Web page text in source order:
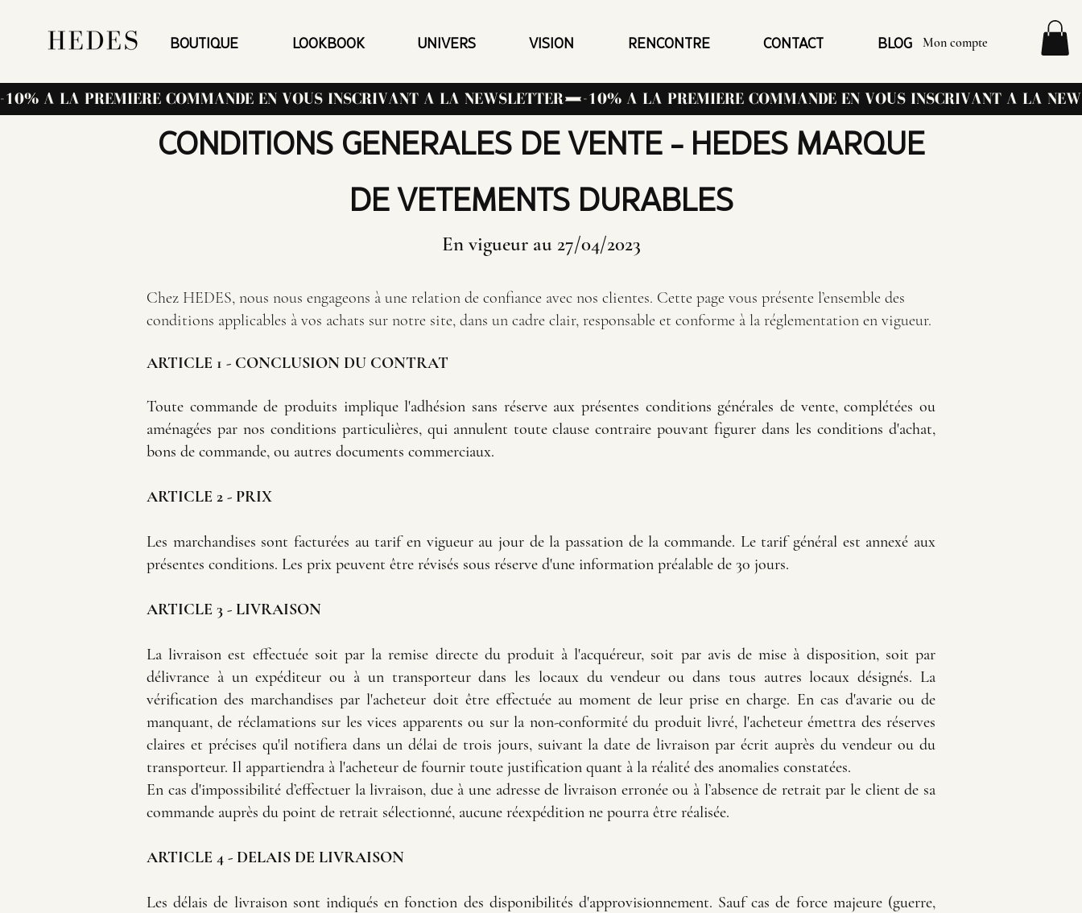
Mon compte
BOUTIQUE LOOKBOOK UNIVERS VISION RENCONTRE CONTACT BLOG
-10% A LA PREMIERE COMMANDE EN VOUS INSCRIVANT A LA NEWSLETTER
CONDITIONS GENERALES DE VENTE - HEDES MARQUE
DE VETEMENTS DURABLES
En vigueur au 27/04/2023
Chez HEDES, nous nous engageons à une relation de confiance avec nos clientes. Cette page vous présente l’ensemble des
conditions applicables à vos achats sur notre site, dans un cadre clair, responsable et conforme à la réglementation en vigueur.
ARTICLE 1 - CONCLUSION DU CONTRAT
Toute commande de produits implique l'adhésion sans réserve aux présentes conditions générales de vente, complétées ou
aménagées par nos conditions particulières, qui annulent toute clause contraire pouvant figurer dans les conditions d'achat,
bons de commande, ou autres documents commerciaux.
ARTICLE 2 - PRIX
Les marchandises sont facturées au tarif en vigueur au jour de la passation de la commande. Le tarif général est annexé aux
présentes conditions. Les prix peuvent être révisés sous réserve d'une information préalable de 30 jours.
ARTICLE 3 - LIVRAISON
La livraison est effectuée soit par la remise directe du produit à l'acquéreur, soit par avis de mise à disposition, soit par
délivrance à un expéditeur ou à un transporteur dans les locaux du vendeur ou dans tous autres locaux désignés. La
vérification des marchandises par l'acheteur doit être effectuée au moment de leur prise en charge. En cas d'avarie ou de
manquant, de réclamations sur les vices apparents ou sur la non-conformité du produit livré, l'acheteur émettra des réserves
claires et précises qu'il notifiera dans un délai de trois jours, suivant la date de livraison par écrit auprès du vendeur ou du
transporteur. Il appartiendra à l'acheteur de fournir toute justification quant à la réalité des anomalies constatées.
En cas d'impossibilité d’effectuer la livraison, due à une adresse de livraison erronée ou à l’absence de retrait par le client de sa
commande auprès du point de retrait sélectionné, aucune réexpédition ne pourra être réalisée.
ARTICLE 4 - DELAIS DE LIVRAISON
Les délais de livraison sont indiqués en fonction des disponibilités d'approvisionnement. Sauf cas de force majeure (guerre,